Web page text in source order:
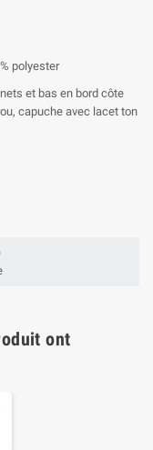
polyester
et bas en bord côte
capuche avec lacet ton
ont